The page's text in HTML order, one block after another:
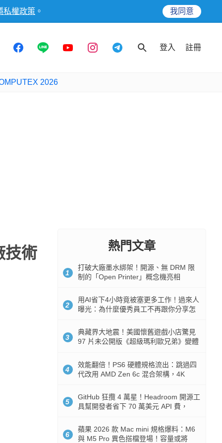
私權政策 。 我同意
登入 註冊
2026
技術
熱門文章
1
打破大廠墨水綁架！開源、無 DRM 限
制的「Open Printer」概念機亮相
2
用AI省下4小時竟被塞更多工作！過來人
曝光：為什麼優秀員工不再跟你分享怎
3
典藏界大地震！美國懷舊遊戲小店驚見
97 片未公開版《超級瑪利歐兄弟》變體
4
效能翻倍！PS6 硬體規格流出：跳過四
代改用 AMD Zen 6c 混合架構，4K
5
GitHub 狂攬 4 萬星！Headroom 開源工
具幫開發者省下 70 萬美元 API 費，
6
蘋果 2026 款 Mac mini 規格爆料：M6
與 M5 Pro 異色搭檔登場！容量或將